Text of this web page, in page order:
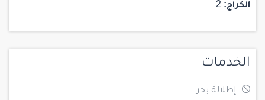
الكراج:
الخدمات
إطلالة بحر